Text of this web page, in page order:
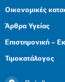
Οικονομικές
Άρθρα Υγείας
Επιστημονική –
Τιμοκατάλογος